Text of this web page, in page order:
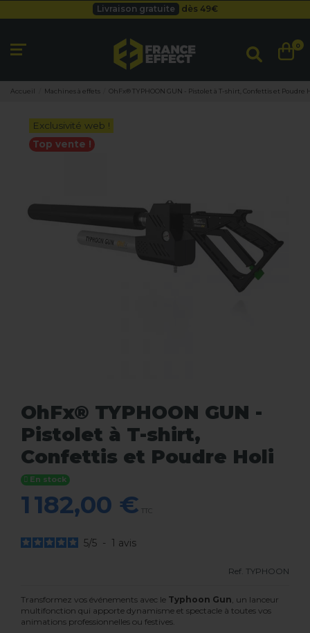
Livraison gratuite dès 49€
Livraison gratuite dès 49 0
Accueil Machines à effets OhFx® TYPHOON GUN - Pistolet à T-shirt, Confettis et Poudre
Exclusivité web !
Top vente !
OhFx® TYPHOON GUN -
Pistolet à T-shirt,
Confettis et Poudre Holi
En stock
1 182,00 € TTC
5/5 - 1 avis
Ref. TYPHOON
Transformez vos événements avec le Typhoon Gun, un lanceur
multifonction qui apporte dynamisme et spectacle à toutes vos
animations professionnelles ou festives.